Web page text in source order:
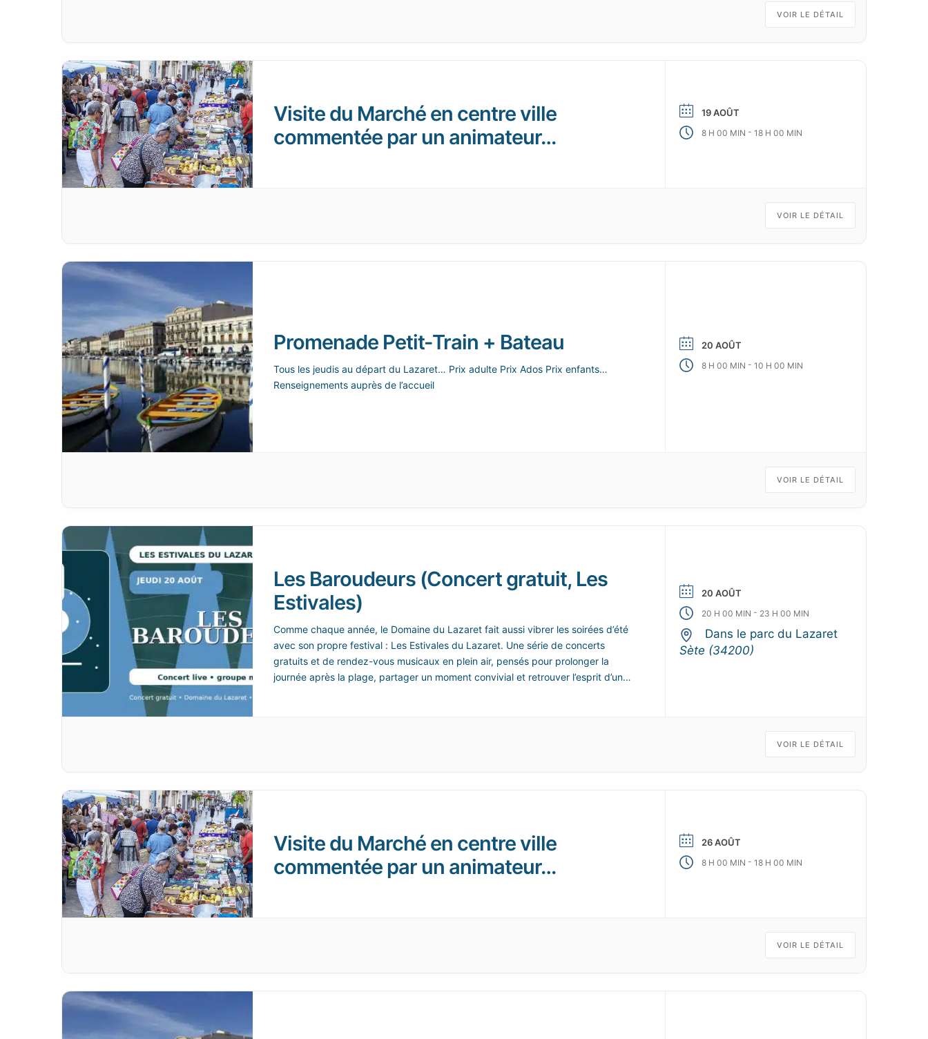
VOIR LE DÉTAIL
Visite du Marché en centre ville
commentée par un animateur…
19 AOÛT
8 H 00 MIN - 18 H 00 MIN
VOIR LE DÉTAIL
Promenade Petit-Train + Bateau
Tous les jeudis au départ du Lazaret… Prix adulte Prix Ados Prix enfants…
Renseignements auprès de l’accueil
20 AOÛT
8 H 00 MIN - 10 H 00 MIN
VOIR LE DÉTAIL
Les Baroudeurs (Concert gratuit, Les
Estivales)
Comme chaque année, le Domaine du Lazaret fait aussi vibrer les soirées d’été
avec son propre festival : Les Estivales du Lazaret. Une série de concerts
gratuits et de rendez-vous musicaux en plein air, pensés pour prolonger la
journée après la plage, partager un moment convivial et retrouver l’esprit d’un
20 AOÛT
20 H 00 MIN - 23 H 00 MIN
Dans le parc du Lazaret
Sète (34200)
VOIR LE DÉTAIL
Visite du Marché en centre ville
commentée par un animateur…
26 AOÛT
8 H 00 MIN - 18 H 00 MIN
VOIR LE DÉTAIL